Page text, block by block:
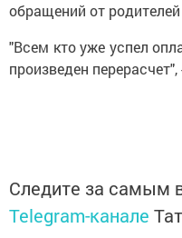
обращений от
"Всем кто уже успел
произведен
Следите за самым
Telegram-канале